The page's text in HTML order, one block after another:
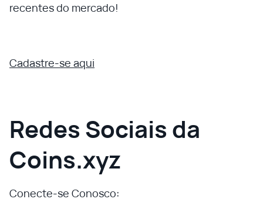
recentes do mercado!
Cadastre-se aqui
Redes Sociais da
Coins.xyz
Conecte-se Conosco: